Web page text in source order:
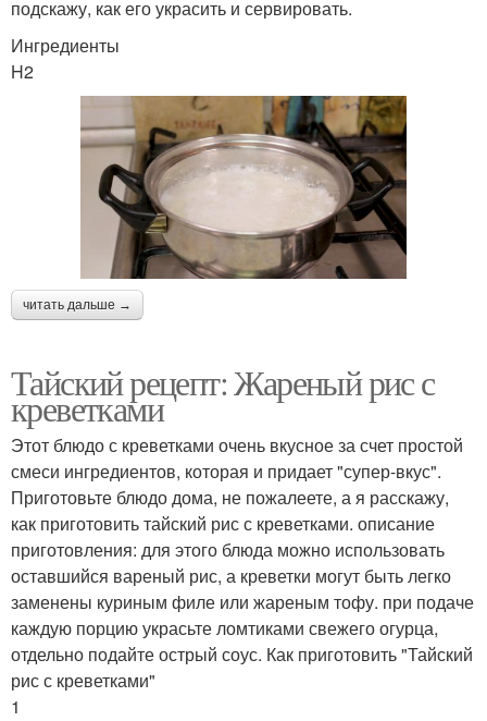
подскажу, как его украсить и сервировать.
Ингредиенты
H2
читать дальше →
Тайский рецепт: Жареный рис с
креветками
Этот блюдо с креветками очень вкусное за счет простой
смеси ингредиентов, которая и придает "супер-вкус".
Приготовьте блюдо дома, не пожалеете, а я расскажу,
как приготовить тайский рис с креветками. описание
приготовления: для этого блюда можно использовать
оставшийся вареный рис, а креветки могут быть легко
заменены куриным филе или жареным тофу. при подаче
каждую порцию украсьте ломтиками свежего огурца,
отдельно подайте острый соус. Как приготовить "Тайский
рис с креветками"
1